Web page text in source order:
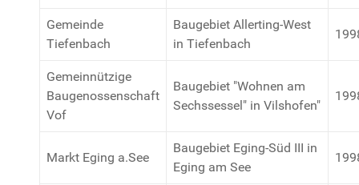
Gemeinde
Tiefenbach
Baugebiet Allerting-West
in Tiefenbach
Gemeinnützige
Baugenossenschaft
Vof
Baugebiet "Wohnen am
Sechssessel" in Vilshofen"
Markt Eging a.See
Baugebiet Eging-Süd III in
Eging am See